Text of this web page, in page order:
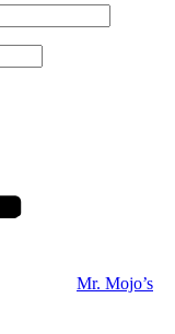
Mr. Mojo’s